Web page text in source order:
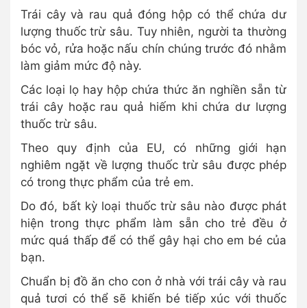
Trái cây và rau quả đóng hộp có thể chứa dư
lượng thuốc trừ sâu. Tuy nhiên, người ta thường
bóc vỏ, rửa hoặc nấu chín chúng trước đó nhằm
làm giảm mức độ này.
Các loại lọ hay hộp chứa thức ăn nghiền sẵn từ
trái cây hoặc rau quả hiếm khi chứa dư lượng
thuốc trừ sâu.
Theo quy định của EU, có những giới hạn
nghiêm ngặt về lượng thuốc trừ sâu được phép
có trong thực phẩm của trẻ em.
Do đó, bất kỳ loại thuốc trừ sâu nào được phát
hiện trong thực phẩm làm sẵn cho trẻ đều ở
mức quá thấp để có thể gây hại cho em bé của
bạn.
Chuẩn bị đồ ăn cho con ở nhà với trái cây và rau
quả tươi có thể sẽ khiến bé tiếp xúc với thuốc